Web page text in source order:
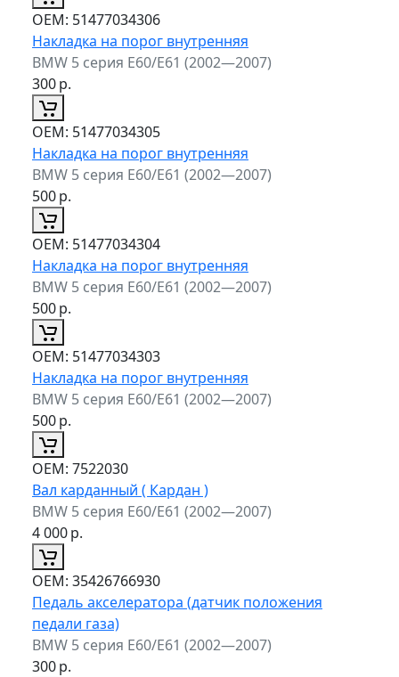
ОЕМ: 51477034306
Накладка на порог внутренняя
BMW 5 серия E60/E61 (2002—2007)
300р.
ОЕМ: 51477034305
Накладка на порог внутренняя
BMW 5 серия E60/E61 (2002—2007)
500р.
ОЕМ: 51477034304
Накладка на порог внутренняя
BMW 5 серия E60/E61 (2002—2007)
500р.
ОЕМ: 51477034303
Накладка на порог внутренняя
BMW 5 серия E60/E61 (2002—2007)
500р.
ОЕМ: 7522030
Вал карданный ( Кардан )
BMW 5 серия E60/E61 (2002—2007)
4 000р.
ОЕМ: 35426766930
Педаль акселератора (датчик положения
педали газа)
BMW 5 серия E60/E61 (2002—2007)
300р.